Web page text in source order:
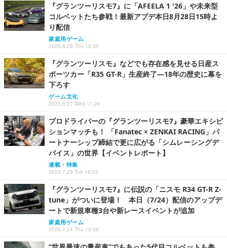
『グランツーリスモ7』に「AFEELA 1 '26」や未来型
コルベットたち参戦！最新アプデ本日8月28日15時よ
り配信
家庭用ゲーム
2025.8.28 Thu 12:30
『グランツーリスモ』などでも存在感を見せる日産ス
ポーツカー「R35 GT-R」生産終了―18年の歴史に幕を
下ろす
ゲーム文化
2025.8.27 Wed 11:24
プロドライバーの『グランツーリスモ7』豪華エキシビ
ションマッチも！ 「Fanatec × ZENKAI RACING」パ
ートナーシップ締結で更に広がる「シムレーシングデ
バイス」の世界【イベントレポート】
連載・特集
2025.7.29 Tue 19:02
『グランツーリスモ7』に伝説の「ニスモ R34 GT-R Z-
tune」がついに登場！ 本日（7/24）配信のアップデ
ートで新規車種3台や新レースイベントが追加
家庭用ゲーム
2025.7.24 Thu 13:36